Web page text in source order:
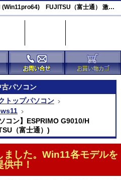
【即納パソコン】ESPRIMO G9010/H (Win11pro64) FUJITSU（富士通） 激安(43463)
古パソコン
トップパソコン
コン】ESPRIMO G9010/H
（富士通）)
した。Win11各モデルを
供中！